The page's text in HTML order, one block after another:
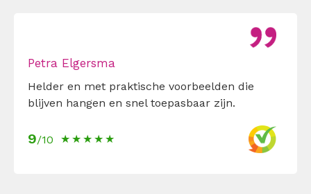
Petra Elgersma
Helder en met praktische voorbeelden die
blijven hangen en snel toepasbaar zijn.
9/10